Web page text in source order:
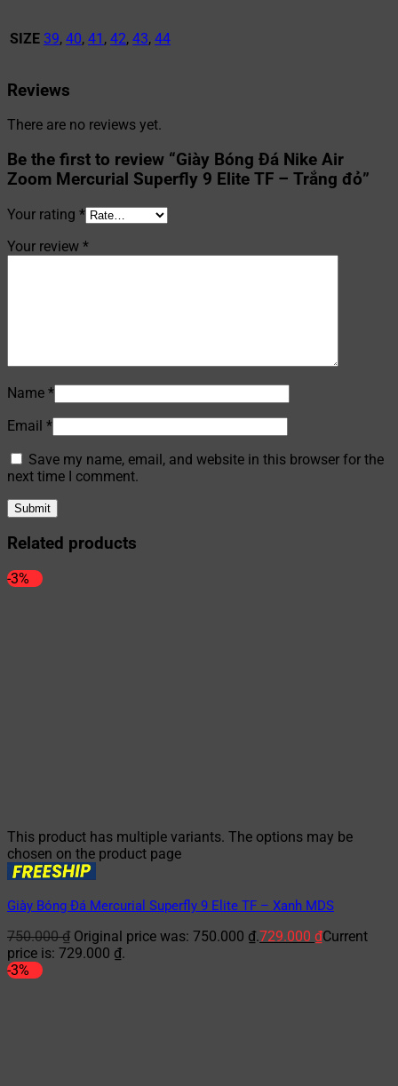
SIZE 39, 40, 41 , 42, 43, 44
Reviews
There are no reviews yet.
Be the first to review “Giày Bóng Đá Nike Air
Zoom Mercurial Superfly 9 Elite TF – Trắng đỏ”
Your rating *
Your review *
Name *
Email *
Save my name, email, and website in this browser for the
next time I comment.
Related products
-3%
This product has multiple variants. The options may be
chosen on the product page
Giày Bóng Đá Mercurial Superfly 9 Elite TF – Xanh MDS
750.000₫ Original price was: 750.000 ₫.729.000 ₫Current
price is: 729.000 ₫.
-3%